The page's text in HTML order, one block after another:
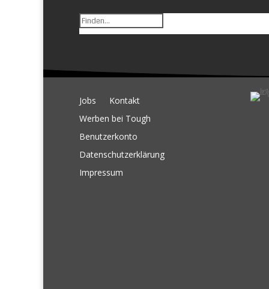
Jobs
Kontakt
Werben bei Tough
Benutzerkonto
Datenschutzerklärung
Impressum